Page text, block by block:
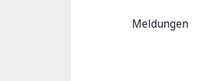
Meldungen